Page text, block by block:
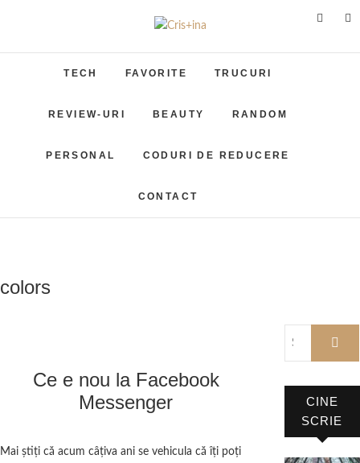
Cris+ina
TECH FAVORITE TRUCURI
REVIEW-URI BEAUTY RANDOM
PERSONAL CODURI DE REDUCERE
CONTACT
colors
Ce e nou la Facebook
Messenger
Mai știți că acum câțiva ani se vehicula că îți poți
CINE
SCRIE